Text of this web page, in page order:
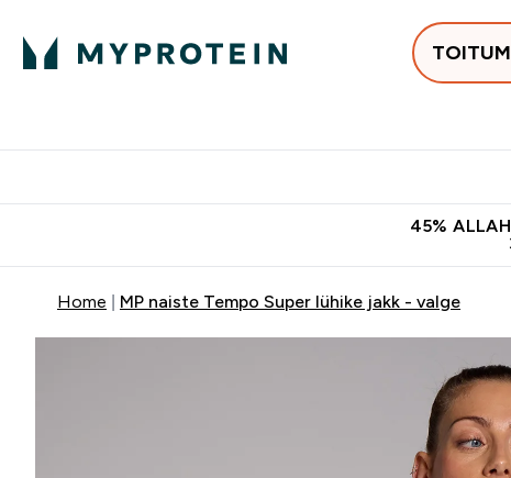
45%
Home MP naiste Tempo Super lühike jakk - valge